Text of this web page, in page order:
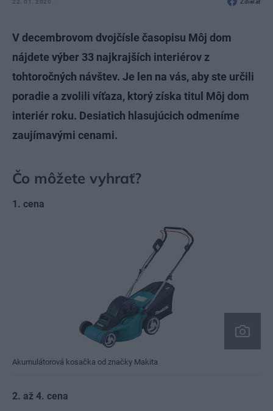
22. 01. 2020 Zdieľať
V decembrovom dvojčísle časopisu Môj dom
nájdete výber 33 najkrajších interiérov z
tohtoročných návštev. Je len na vás, aby ste určili
poradie a zvolili víťaza, ktorý získa titul Môj dom
interiér roku. Desiatich hlasujúcich odmeníme
zaujímavými cenami.
Čo môžete vyhrať?
1. cena
Akumulátorová kosačka od značky Makita
2. až 4. cena